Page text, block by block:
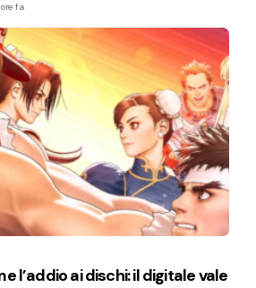
ore fa
l’addio ai dischi: il digitale vale